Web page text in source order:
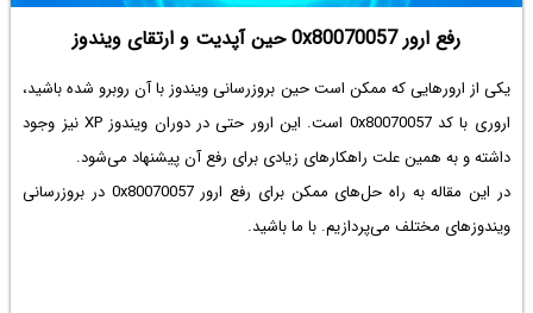
رفع ارور 0x80070057 حین آپدیت و ارتقای ویندوز
یکی از ارورهایی که ممکن است حین بروزرسانی ویندوز با آن روبرو شده باشید،
اروری با کد 0x80070057 است. این ارور حتی در دوران ویندوز XP نیز وجود
داشته و به همین علت راهکارهای زیادی برای رفع آن پیشنهاد می‌شود.
در این مقاله به راه حل‌های ممکن برای رفع ارور 0x80070057 در بروزرسانی
ویندوزهای مختلف می‌پردازیم. با ما باشید.